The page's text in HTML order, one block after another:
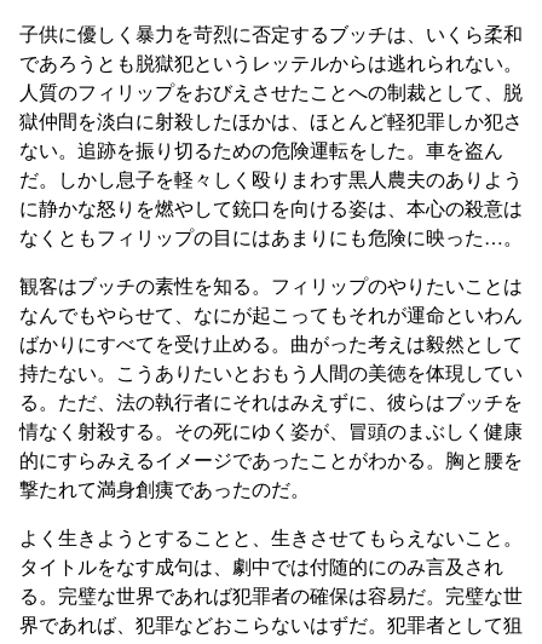
子供に優しく暴力を苛烈に否定するブッチは、いくら柔和
であろうとも脱獄犯というレッテルからは逃れられない。
人質のフィリップをおびえさせたことへの制裁として、脱
獄仲間を淡白に射殺したほかは、ほとんど軽犯罪しか犯さ
ない。追跡を振り切るための危険運転をした。車を盗ん
だ。しかし息子を軽々しく殴りまわす黒人農夫のありよう
に静かな怒りを燃やして銃口を向ける姿は、本心の殺意は
なくともフィリップの目にはあまりにも危険に映った…。
観客はブッチの素性を知る。フィリップのやりたいことは
なんでもやらせて、なにが起こってもそれが運命といわん
ばかりにすべてを受け止める。曲がった考えは毅然として
持たない。こうありたいとおもう人間の美徳を体現してい
る。ただ、法の執行者にそれはみえずに、彼らはブッチを
情なく射殺する。その死にゆく姿が、冒頭のまぶしく健康
的にすらみえるイメージであったことがわかる。胸と腰を
撃たれて満身創痍であったのだ。
よく生きようとすることと、生きさせてもらえないこと。
タイトルをなす成句は、劇中では付随的にのみ言及され
る。完璧な世界であれば犯罪者の確保は容易だ。完璧な世
界であれば、犯罪などおこらないはずだ。犯罪者として狙